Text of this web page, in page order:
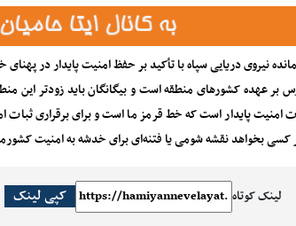
نیروی دریایی سپاه با تأکید بر حفظ امنیت پایدار در
بر عهده کشور‌های منطقه است و بیگانگان باید زودتر این
امنیت پایدار است که خط قرمز ما است و برای برقراری
کسی بخواهد نقشه شومی یا فتنه‌ای برای خدشه به امنیت
لینک کوتاه کپی لینک